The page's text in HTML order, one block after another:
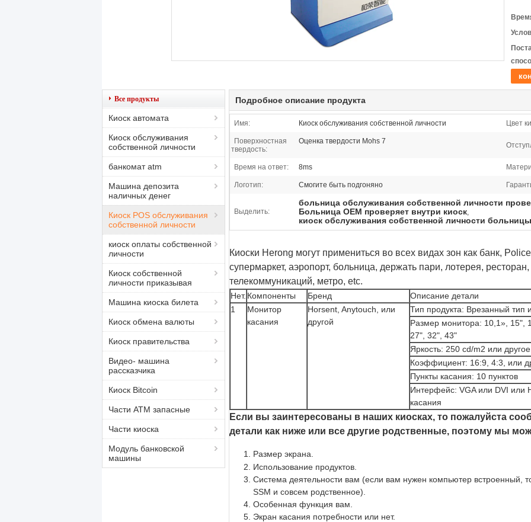
Все продукты
Киоск автомата
Киоск обслуживания
собственной личности
банкомат atm
Машина депозита
наличных денег
Киоск POS обслуживания
собственной личности
киоск оплаты собственной
личности
Киоск собственной
личности приказывая
Машина киоска билета
Киоск обмена валюты
Киоск правительства
Видео- машина
рассказчика
Киоск Bitcoin
Части ATM запасные
Части киоска
Модуль банковской
машины
Подробное описание продукта
Имя: Киоск обслуживания собственной личности Цвет
Поверхностная
твердость:
Оценка твердости Mohs 7
Время на ответ: 8ms
Логотип: Смогите быть подгоняно
Выделить:
больница обслуживания собственной личности
Больница OEM проверяет внутри киоск,
киоск обслуживания собственной личности больницы
Киоски Herong могут примениться во всех видах зон как банк,
супермаркет, аэропорт, больница, держать пари, лотерея,
телекоммуникаций, метро, etc.
Нет. Компоненты Бренд
Описание детали
1
Монитор
касания
Horsent, Anytouch, или
другой
Тип продукта: Врезанный тип
Размер монитора: 10,1», 15",
27", 32", 43"
Яркость: 250 cd/m2 или
Коэффициент: 16:9, 4:3, или
Пункты касания: 10 пунктов
Интерфейс: VGA или DVI или
касания
Если вы заинтересованы в наших киосках, то пожалуйста
детали как ниже или все другие родственные, поэтому мы
Размер экрана.
Использование продуктов.
Система деятельности вам (если вам нужен компьютер встроенный,
SSM и совсем родственное).
Особенная функция вам.
Экран касания потребности или нет.